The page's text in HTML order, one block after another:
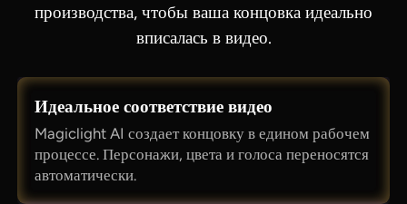
производства, чтобы ваша концовка идеально
вписалась в видео.
Идеальное соответствие видео
Magiclight AI создает концовку в едином рабочем
процессе. Персонажи, цвета и голоса переносятся
автоматически.